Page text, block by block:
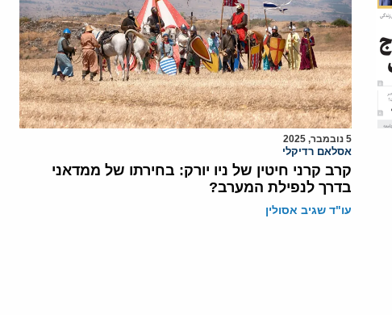
5 נובמבר, 2025
אסלאם רדיקלי
קרב קרני חיטין של ניו יורק: בחירתו של ממדאני
בדרך לנפילת המערב?
עו"ד שגיב אסולין